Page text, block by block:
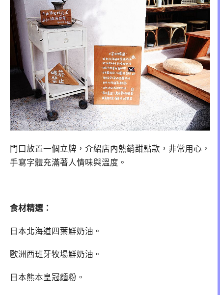
門口放置一個立牌，介紹店內熱銷甜點款，非常用心，
手寫字體充滿著人情味與溫度。
食材精選：
日本北海道四葉鮮奶油。
歐洲西班牙牧場鮮奶油。
日本熊本皇冠麵粉。